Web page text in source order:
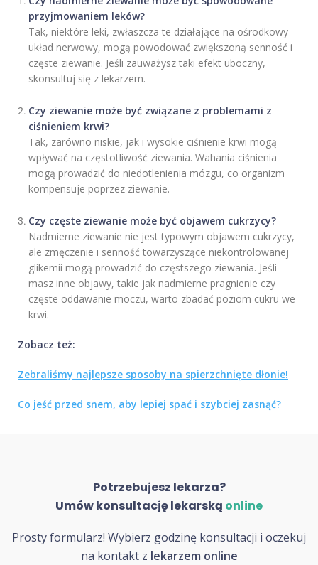
przyjmowaniem leków?
Tak, niektóre leki, zwłaszcza te działające na ośrodkowy
układ nerwowy, mogą powodować zwiększoną senność i
częste ziewanie. Jeśli zauważysz taki efekt uboczny,
skonsultuj się z lekarzem.
Czy ziewanie może być związane z problemami z
ciśnieniem krwi?
Tak, zarówno niskie, jak i wysokie ciśnienie krwi mogą
wpływać na częstotliwość ziewania. Wahania ciśnienia
mogą prowadzić do niedotlenienia mózgu, co organizm
kompensuje poprzez ziewanie.
Czy częste ziewanie może być objawem cukrzycy?
Nadmierne ziewanie nie jest typowym objawem cukrzycy,
ale zmęczenie i senność towarzyszące niekontrolowanej
glikemii mogą prowadzić do częstszego ziewania. Jeśli
masz inne objawy, takie jak nadmierne pragnienie czy
częste oddawanie moczu, warto zbadać poziom cukru we
krwi.
Zobacz też:
Zebraliśmy najlepsze sposoby na spierzchnięte dłonie!
Co jeść przed snem, aby lepiej spać i szybciej zasnąć?
Potrzebujesz lekarza?
Umów konsultację lekarską online
Prosty formularz! Wybierz godzinę konsultacji i oczekuj
na kontakt z lekarzem online